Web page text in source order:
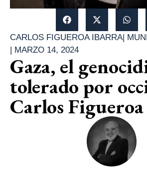
CARLOS FIGUEROA IBARRA|
MARZO 14, 2024
Gaza, el
tolerado por
Carlos